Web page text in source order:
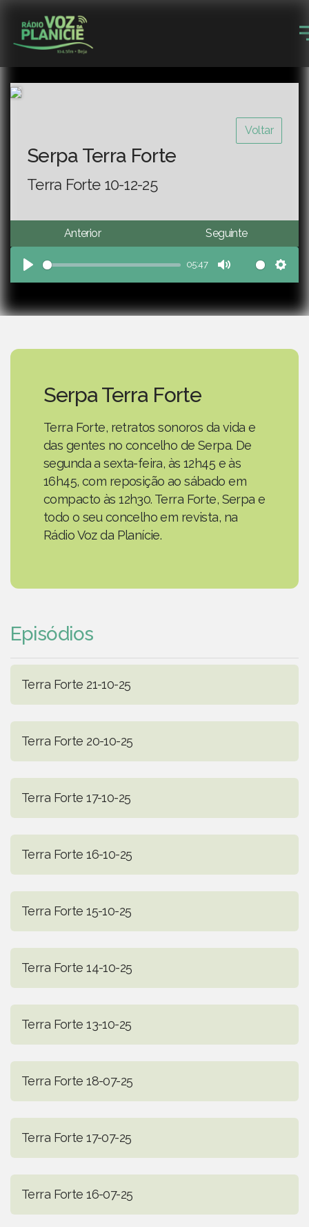
Voltar
Serpa Terra Forte
Terra Forte 10-12-25
Anterior Seguinte
Play
05:47
Mute
Serpa Terra Forte
Terra Forte, retratos sonoros da vida e
das gentes no concelho de Serpa. De
segunda a sexta-feira, às 12h45 e às
16h45, com reposição ao sábado em
compacto às 12h30. Terra Forte, Serpa e
todo o seu concelho em revista, na
Rádio Voz da Planície.
Episódios
Terra Forte 21-10-25
Terra Forte 20-10-25
Terra Forte 17-10-25
Terra Forte 16-10-25
Terra Forte 15-10-25
Terra Forte 14-10-25
Terra Forte 13-10-25
Terra Forte 18-07-25
Terra Forte 17-07-25
Terra Forte 16-07-25